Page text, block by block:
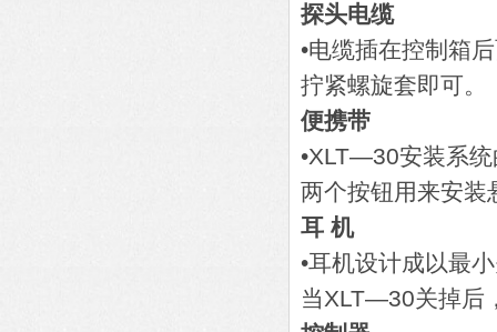
探头电缆
•电缆插在控制箱
拧紧螺旋套即可。
便携带
•XLT—30安装系
两个按钮用来安装
耳 机
•耳机设计成以最
当XLT—30关掉后